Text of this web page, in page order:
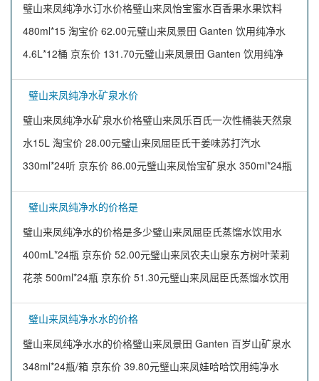
璧山来凤纯净水订水价格璧山来凤怡宝蜜水百香果水果饮料
480ml*15 淘宝价 62.00元璧山来凤景田 Ganten 饮用纯净水
4.6L*12桶 京东价 131.70元璧山来凤景田 Ganten 饮用纯净
璧山来凤纯净水矿泉水价
璧山来凤纯净水矿泉水价格璧山来凤乐百氏一次性桶装天然泉
水15L 淘宝价 28.00元璧山来凤屈臣氏干姜味苏打汽水
330ml*24听 京东价 86.00元璧山来凤怡宝矿泉水 350ml*24瓶
璧山来凤纯净水的价格是
璧山来凤纯净水的价格是多少璧山来凤屈臣氏蒸馏水饮用水
400mL*24瓶 京东价 52.00元璧山来凤农夫山泉东方树叶茉莉
花茶 500ml*24瓶 京东价 51.30元璧山来凤屈臣氏蒸馏水饮用
璧山来凤纯净水水的价格
璧山来凤纯净水水的价格璧山来凤景田 Ganten 百岁山矿泉水
348ml*24瓶/箱 京东价 39.80元璧山来凤娃哈哈饮用纯净水